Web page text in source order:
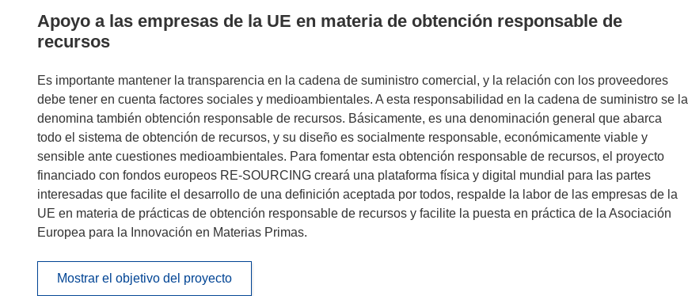
Apoyo a las empresas de la UE en materia de obtención responsable de
recursos
Es importante mantener la transparencia en la cadena de suministro comercial, y la relación con los proveedores
debe tener en cuenta factores sociales y medioambientales. A esta responsabilidad en la cadena de suministro se la
denomina también obtención responsable de recursos. Básicamente, es una denominación general que abarca
todo el sistema de obtención de recursos, y su diseño es socialmente responsable, económicamente viable y
sensible ante cuestiones medioambientales. Para fomentar esta obtención responsable de recursos, el proyecto
financiado con fondos europeos RE-SOURCING creará una plataforma física y digital mundial para las partes
interesadas que facilite el desarrollo de una definición aceptada por todos, respalde la labor de las empresas de la
UE en materia de prácticas de obtención responsable de recursos y facilite la puesta en práctica de la Asociación
Europea para la Innovación en Materias Primas.
Mostrar el objetivo del proyecto